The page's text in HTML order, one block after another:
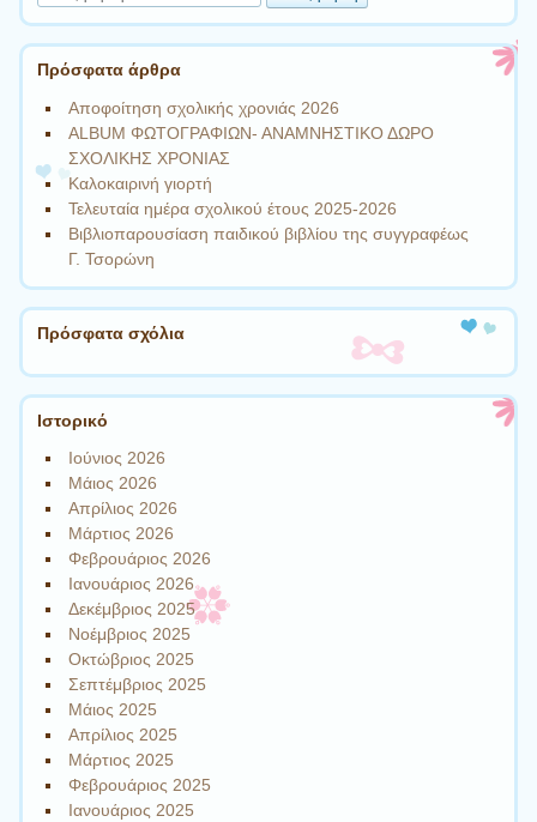
Πρόσφατα άρθρα
Αποφοίτηση σχολικής χρονιάς 2026
ALBUM ΦΩΤΟΓΡΑΦΙΩΝ- ΑΝΑΜΝΗΣΤΙΚΟ ΔΩΡΟ
ΣΧΟΛΙΚΗΣ ΧΡΟΝΙΑΣ
Καλοκαιρινή γιορτή
Τελευταία ημέρα σχολικού έτους 2025-2026
Βιβλιοπαρουσίαση παιδικού βιβλίου της συγγραφέως
Γ. Τσορώνη
Πρόσφατα σχόλια
Ιστορικό
Ιούνιος 2026
Μάιος 2026
Απρίλιος 2026
Μάρτιος 2026
Φεβρουάριος 2026
Ιανουάριος 2026
Δεκέμβριος 2025
Νοέμβριος 2025
Οκτώβριος 2025
Σεπτέμβριος 2025
Μάιος 2025
Απρίλιος 2025
Μάρτιος 2025
Φεβρουάριος 2025
Ιανουάριος 2025